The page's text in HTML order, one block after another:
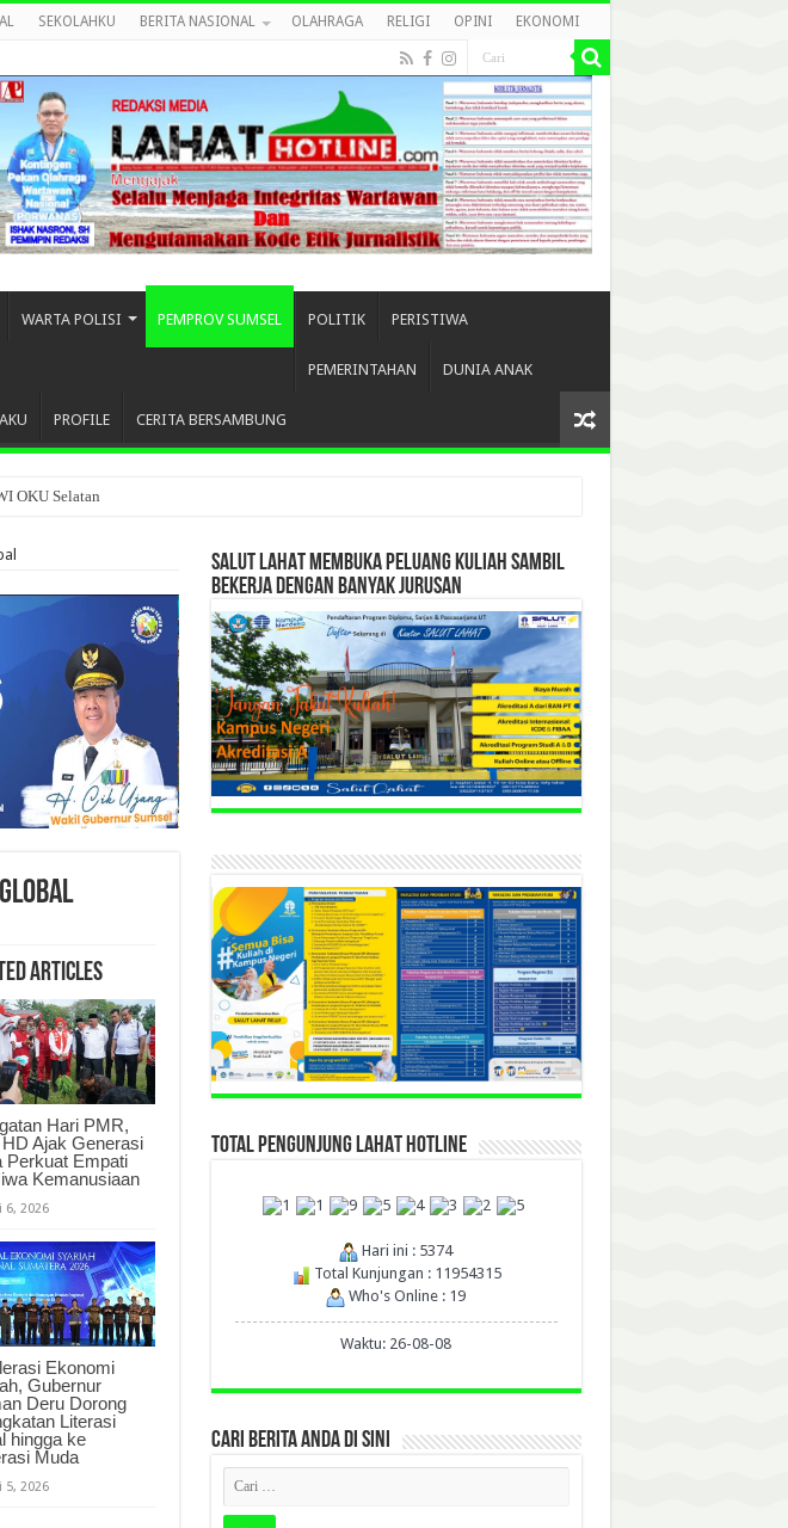
SEKOLAHKU BERITA NASIONAL OLAHRAGA RELIGI OPINI EKONOMI
WARTA POLISI PEMPROV SUMSEL POLITIK PERISTIWA
PEMERINTAHAN DUNIA ANAK
PROFILE CERITA BERSAMBUNG
OKU Selatan
Articles
Hari PMR,
Ajak Generasi
Perkuat Empati
Kemanusiaan
6, 2026
Ekonomi
Gubernur
Deru Dorong
Literasi
hingga ke
Muda
5, 2026
SALUT LAHAT MEMBUKA PELUANG KULIAH SAMBIL
BEKERJA DENGAN BANYAK JURUSAN
TOTAL PENGUNJUNG LAHAT HOTLINE
Hari ini : 5374
Total Kunjungan : 11954315
Who's Online : 19
Waktu: 26-08-08
CARI BERITA ANDA DI SINI